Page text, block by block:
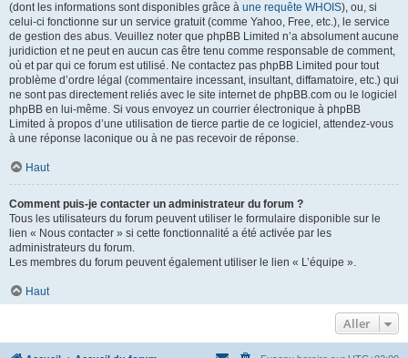
(dont les informations sont disponibles grâce à une requête WHOIS), ou, si
celui-ci fonctionne sur un service gratuit (comme Yahoo, Free, etc.), le service
de gestion des abus. Veuillez noter que phpBB Limited n’a absolument aucune
juridiction et ne peut en aucun cas être tenu comme responsable de comment,
où et par qui ce forum est utilisé. Ne contactez pas phpBB Limited pour tout
problème d’ordre légal (commentaire incessant, insultant, diffamatoire, etc.) qui
ne sont pas directement reliés avec le site internet de phpBB.com ou le logiciel
phpBB en lui-même. Si vous envoyez un courrier électronique à phpBB
Limited à propos d’une utilisation de tierce partie de ce logiciel, attendez-vous
à une réponse laconique ou à ne pas recevoir de réponse.
Haut
Comment puis-je contacter un administrateur du forum ?
Tous les utilisateurs du forum peuvent utiliser le formulaire disponible sur le
lien « Nous contacter » si cette fonctionnalité a été activée par les
administrateurs du forum.
Les membres du forum peuvent également utiliser le lien « L’équipe ».
Haut
Aller